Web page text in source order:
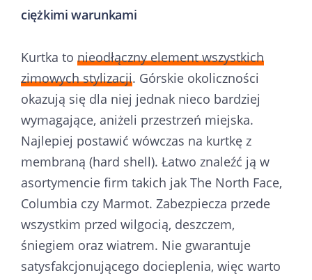
ciężkimi warunkami
Kurtka to nieodłączny element wszystkich
zimowych stylizacji. Górskie okoliczności
okazują się dla niej jednak nieco bardziej
wymagające, aniżeli przestrzeń miejska.
Najlepiej postawić wówczas na kurtkę z
membraną (hard shell). Łatwo znaleźć ją w
asortymencie firm takich jak The North Face,
Columbia czy Marmot. Zabezpiecza przede
wszystkim przed wilgocią, deszczem,
śniegiem oraz wiatrem. Nie gwarantuje
satysfakcjonującego docieplenia, więc warto